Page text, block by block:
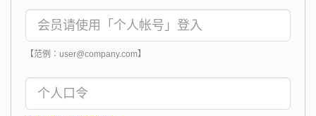
【范例：user@company.com】